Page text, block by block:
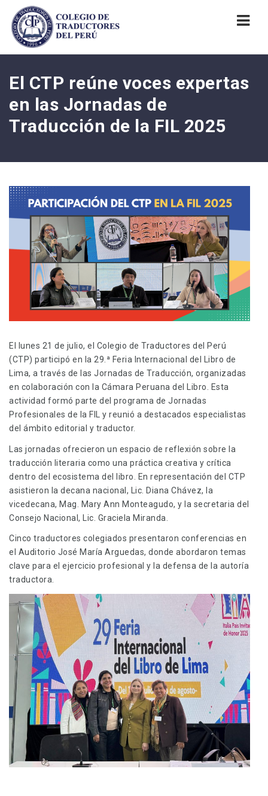
El CTP reúne voces expertas
en las Jornadas de
Traducción de la FIL 2025
El lunes 21 de julio, el Colegio de Traductores del Perú
(CTP) participó en la 29.ª Feria Internacional del Libro de
Lima, a través de las Jornadas de Traducción, organizadas
en colaboración con la Cámara Peruana del Libro. Esta
actividad formó parte del programa de Jornadas
Profesionales de la FIL y reunió a destacados especialistas
del ámbito editorial y traductor.
Las jornadas ofrecieron un espacio de reflexión sobre la
traducción literaria como una práctica creativa y crítica
dentro del ecosistema del libro. En representación del CTP
asistieron la decana nacional, Lic. Diana Chávez, la
vicedecana, Mag. Mary Ann Monteagudo, y la secretaria del
Consejo Nacional, Lic. Graciela Miranda.
Cinco traductores colegiados presentaron conferencias en
el Auditorio José María Arguedas, donde abordaron temas
clave para el ejercicio profesional y la defensa de la autoría
traductora.